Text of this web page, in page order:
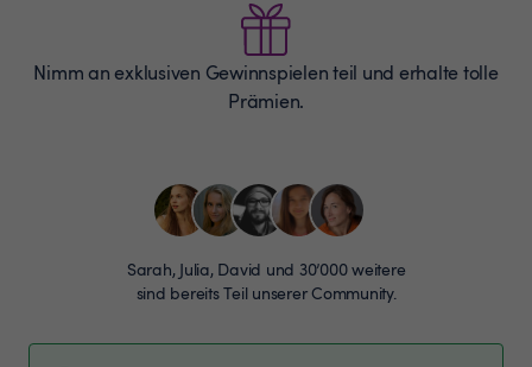
Nimm an exklusiven Gewinnspielen teil und erhalte tolle
Prämien.
Sarah, Julia, David und 30’000 weitere
sind bereits Teil unserer Community.